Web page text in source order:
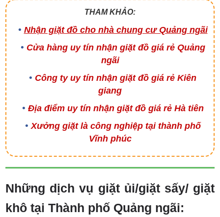
THAM KHẢO:
Nhận giặt đồ cho nhà chung cư Quảng ngãi
Cửa hàng uy tín nhận giặt đồ giá rẻ Quảng
ngãi
Công ty uy tín nhận giặt đồ giá rẻ Kiên
giang
Địa điểm uy tín nhận giặt đồ giá rẻ Hà tiên
Xưởng giặt là công nghiệp tại thành phố
Vĩnh phúc
Những dịch vụ giặt ủi/giặt sấy/ giặt
khô tại Thành phố Quảng ngãi: